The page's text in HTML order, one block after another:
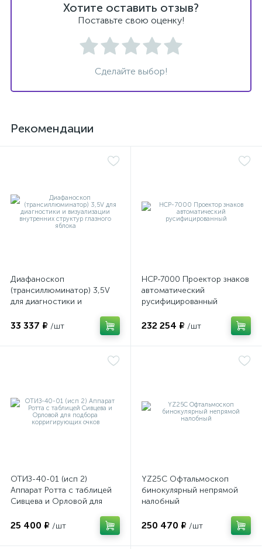
Хотите оставить отзыв?
Поставьте свою оценку!
Сделайте выбор!
Рекомендации
Диафаноскоп
(трансиллюминатор) 3,5V
для диагностики и
структур глазного яблока
33 337 ₽ /шт
НСР-7000 Проектор знаков
автоматический
русифицированный
232 254 ₽ /шт
ОТИЗ-40-01 (исп 2)
Аппарат Ротта с таблицей
Сивцева и Орловой для
очков
25 400 ₽ /шт
YZ25C Офтальмоскоп
бинокулярный непрямой
налобный
250 470 ₽ /шт